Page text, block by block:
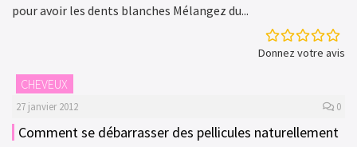
pour avoir les dents blanches Mélangez du...
Donnez votre avis
CHEVEUX
27 janvier 2012 0
Comment se débarrasser des pellicules naturellement